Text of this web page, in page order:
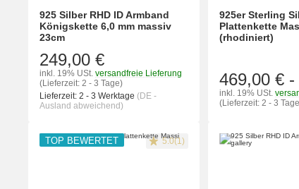
925 Silber RHD ID Armband
Königskette 6,0 mm massiv
23cm
249,00 €
inkl. 19% USt. versandfreie Lieferung
(Lieferzeit: 2 - 3 Tage)
Lieferzeit: 2 - 3 Werktage (DE -
Ausland abweichend)
925er Sterling
Plattenkette
(rhodiniert)
469,00 €
inkl. 19% USt.
(Lieferzeit: 2 - 3
TOP BEWERTET 5.0(1)